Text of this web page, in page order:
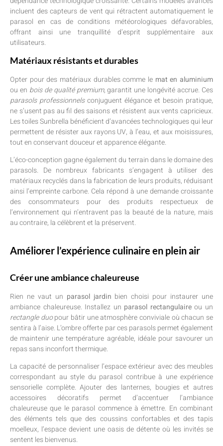
incluent des capteurs de vent qui rétractent automatiquement le
parasol en cas de conditions météorologiques défavorables,
offrant ainsi une tranquillité d’esprit supplémentaire aux
utilisateurs.
Matériaux résistants et durables
Opter pour des matériaux durables comme le mat en aluminium
ou en bois de qualité premium, garantit une longévité accrue. Ces
parasols professionnelsconjuguent élégance et besoin pratique,
ne s’usent pas au fil des saisons et résistent aux vents capricieux.
Les toiles Sunbrella bénéficient d’avancées technologiques qui leur
permettent de résister aux rayons UV, à l’eau, et aux moisissures,
tout en conservant douceur et apparence élégante.
L’éco-conception gagne également du terrain dans le domaine des
parasols. De nombreux fabricants s’engagent à utiliser des
matériaux recyclés dans la fabrication de leurs produits, réduisant
ainsi l’empreinte carbone. Cela répond à une demande croissante
des consommateurs pour des produits respectueux de
l’environnement qui n’entravent pas la beauté de la nature, mais
au contraire, la célèbrent et la préservent.
Améliorer l’expérience culinaire en plein air
Créer une ambiance chaleureuse
Rien ne vaut un parasol jardin bien choisi pour instaurer une
ambiance chaleureuse. Installez un parasol rectangulaireou un
rectangle duopour bâtir une atmosphère conviviale où chacun se
sentira à l’aise. L’ombre offerte par ces parasols permet également
de maintenir une température agréable, idéale pour savourer un
repas sans inconfort thermique.
La capacité de personnaliser l’espace extérieur avec des meubles
correspondant au style du parasol contribue à une expérience
sensorielle complète. Ajouter des lanternes, bougies et autres
accessoires décoratifs permet d’accentuer l’ambiance
chaleureuse que le parasol commence à émettre. En combinant
des éléments tels que des coussins confortables et des tapis
moelleux, l’espace devient une oasis de détente où les invités se
sentent les bienvenus.